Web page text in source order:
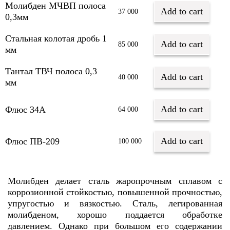
Молибден МЧВП полоса
0,3мм
37 000 Add to cart
Стальная колотая дробь 1
мм
85 000 Add to cart
Тантал ТВЧ полоса 0,3
мм
40 000 Add to cart
Флюс 34А 64 000 Add to cart
Флюс ПВ-209 100 000 Add to cart
Молибден делает сталь жаропрочным сплавом с
коррозионной стойкостью, повышенной прочностью,
упругостью и вязкостью. Сталь, легированная
молибденом, хорошо поддается обработке
давлением. Однако при большом его содержании